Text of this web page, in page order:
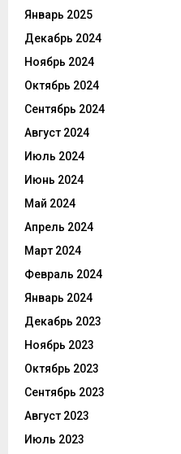
Январь 2025
Декабрь 2024
Ноябрь 2024
Октябрь 2024
Сентябрь 2024
Август 2024
Июль 2024
Июнь 2024
Май 2024
Апрель 2024
Март 2024
Февраль 2024
Январь 2024
Декабрь 2023
Ноябрь 2023
Октябрь 2023
Сентябрь 2023
Август 2023
Июль 2023